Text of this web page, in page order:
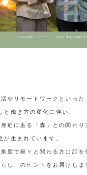
やリモートワークといった
と働き方の変化に伴い、
近にある「森」との関わり
が生まれています。
度で樹々と関わる方に話を
し」のヒントをお届けしま